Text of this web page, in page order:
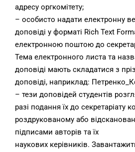
адресу оргкомітету;
– особисто надати електронну
доповіді у форматі Rich Text
електронною поштою до
Тема електронного листа та
доповіді мають складатися з
доповіді, наприклад:
– тези доповідей студентів
разі подання їх до секретаріату
роздрукованому або
підписами авторів та їх
наукових керівників.